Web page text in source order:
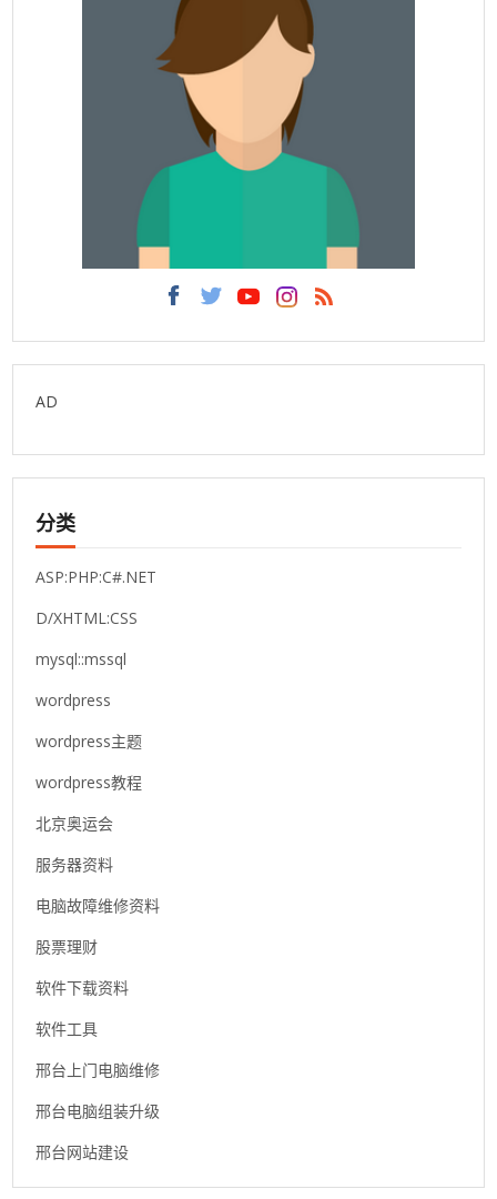
AD
分类
ASP:PHP:C#.NET
D/XHTML:CSS
mysql::mssql
wordpress
wordpress主题
wordpress教程
北京奥运会
服务器资料
电脑故障维修资料
股票理财
软件下载资料
软件工具
邢台上门电脑维修
邢台电脑组装升级
邢台网站建设